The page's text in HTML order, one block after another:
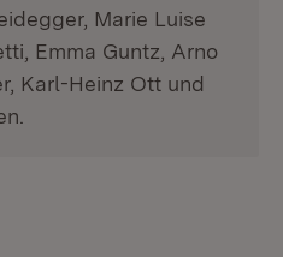
Marie Luise
Emma Guntz, Arno
Karl-Heinz Ott und